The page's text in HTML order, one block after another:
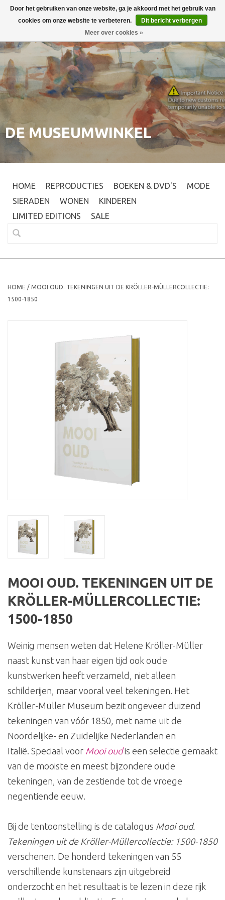
Inloggen 0
DE MUSEUMWINKEL
HOME REPRODUCTIES BOEKEN & DVD'S
MODE
SIERADEN
WONEN
KINDEREN
LIMITED EDITIONS
SALE
HOME / MOOI OUD. TEKENINGEN UIT DE KRÖLLER-MÜLLERCOLLECTIE:
1500-1850
MOOI OUD. TEKENINGEN UIT DE
KRÖLLER-MÜLLERCOLLECTIE:
1500-1850
Weinig mensen weten dat Helene Kröller-Müller
naast kunst van haar eigen tijd ook oude
kunstwerken heeft verzameld, niet alleen
schilderijen, maar vooral veel tekeningen. Het
Kröller-Müller Museum bezit ongeveer duizend
tekeningen van vóór 1850, met name uit de
Noordelijke- en Zuidelijke Nederlanden en
Italië. Speciaal voor Mooi oudis een selectie gemaakt
van de mooiste en meest bijzondere oude
tekeningen, van de zestiende tot de vroege
negentiende eeuw.
Bij de tentoonstelling is de catalogus Mooi oud.
Tekeningen uit de Kröller-Müllercollectie: 1500-1850
verschenen. De honderd tekeningen van 55
verschillende kunstenaars zijn uitgebreid
onderzocht en het resultaat is te lezen in deze rijk
Door het gebruiken van onze website, ga je akkoord met het gebruik van
cookies om onze website te verbeteren.
Dit bericht verbergen
Meer over cookies »